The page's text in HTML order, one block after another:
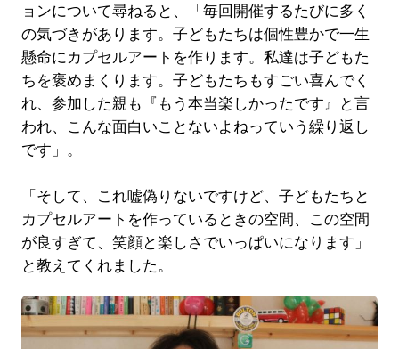
ョンについて尋ねると、「毎回開催するたびに多く
の気づきがあります。子どもたちは個性豊かで一生
懸命にカプセルアートを作ります。私達は子どもた
ちを褒めまくります。子どもたちもすごい喜んでく
れ、参加した親も『もう本当楽しかったです』と言
われ、こんな面白いことないよねっていう繰り返し
です」。
「そして、これ嘘偽りないですけど、子どもたちと
カプセルアートを作っているときの空間、この空間
が良すぎて、笑顔と楽しさでいっぱいになります」
と教えてくれました。